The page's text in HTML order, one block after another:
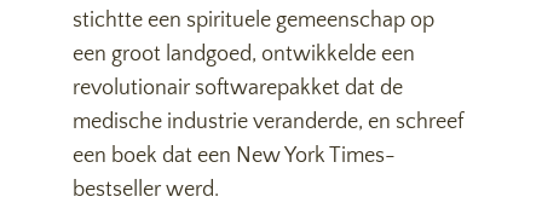
stichtte een spirituele gemeenschap op
een groot landgoed, ontwikkelde een
revolutionair softwarepakket dat de
medische industrie veranderde, en schreef
een boek dat een New York Times-
bestseller werd.